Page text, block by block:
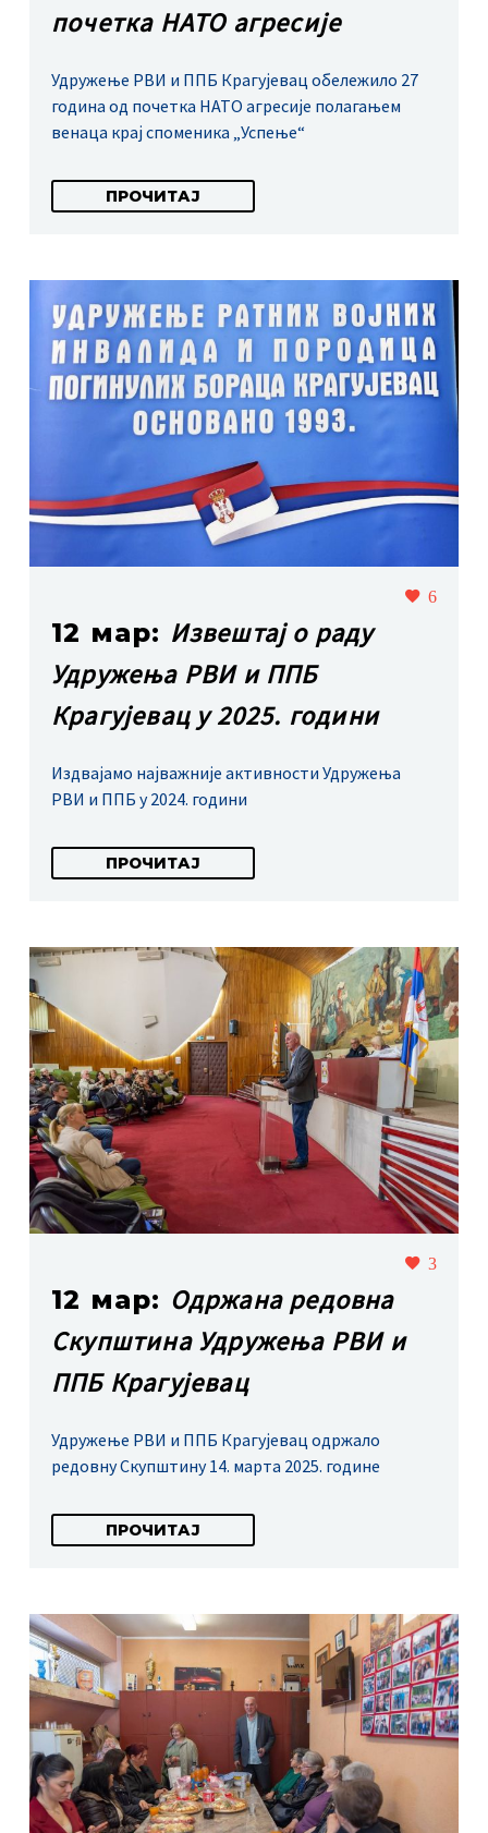
почетка НАТО агресије
Удружење РВИ и ППБ Крагујевац обележило 27
година од почетка НАТО агресије полагањем
венаца крај споменика „Успење“
ПРОЧИТАЈ
6
12 мар: Извештај о раду
Удружења РВИ и ППБ
Крагујевац у 2025. години
Издвајамо најважније активности Удружења
РВИ и ППБ у 2024. години
ПРОЧИТАЈ
3
12 мар: Одржана редовна
Скупштина Удружења РВИ и
ППБ Крагујевац
Удружење РВИ и ППБ Крагујевац одржало
редовну Скупштину 14. марта 2025. године
ПРОЧИТАЈ